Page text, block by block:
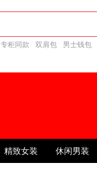
专柜同款 双肩包 男士钱包
精致女装 休闲男装